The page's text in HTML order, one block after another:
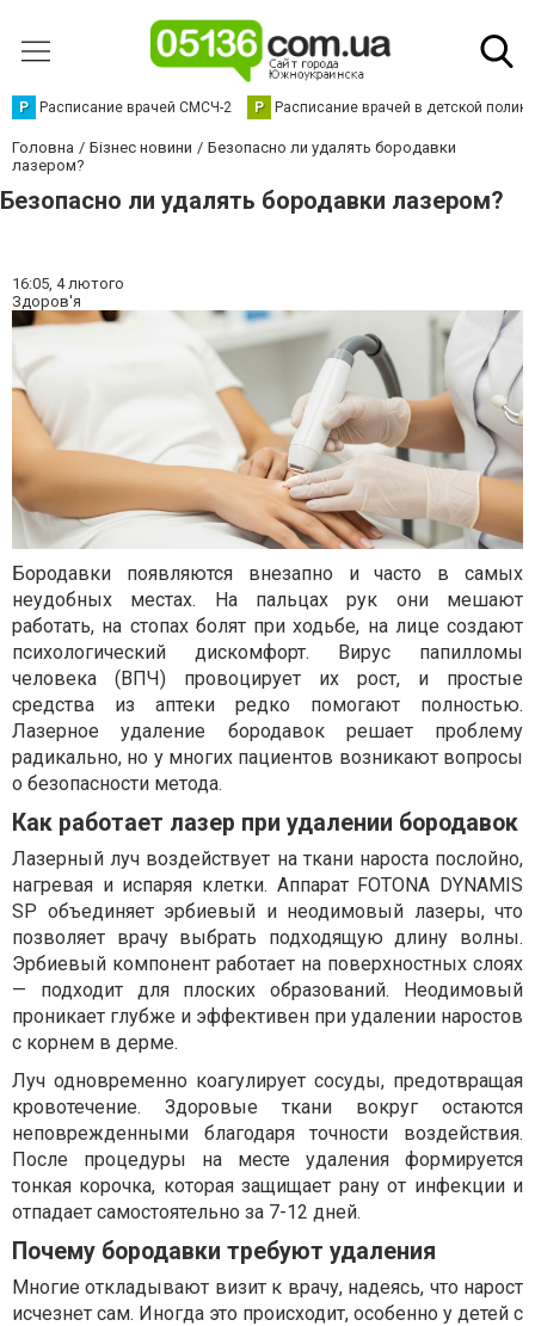
Р Расписание врачей СМСЧ-2 Р Расписание врачей в детской
Головна Бізнес новини
Безопасно ли удалять бородавки
лазером?
Безопасно ли удалять бородавки лазером?
16:05, 4 лютого
Здоров'я
Бородавки появляются внезапно и часто в самых
неудобных местах. На пальцах рук они мешают
работать, на стопах болят при ходьбе, на лице создают
психологический дискомфорт. Вирус папилломы
человека (ВПЧ) провоцирует их рост, и простые
средства из аптеки редко помогают полностью.
Лазерное удаление бородавок решает проблему
радикально, но у многих пациентов возникают вопросы
о безопасности метода.
Как работает лазер при удалении бородавок
Лазерный луч воздействует на ткани нароста послойно,
нагревая и испаряя клетки. Аппарат FOTONA DYNAMIS
SP объединяет эрбиевый и неодимовый лазеры, что
позволяет врачу выбрать подходящую длину волны.
Эрбиевый компонент работает на поверхностных слоях
— подходит для плоских образований. Неодимовый
проникает глубже и эффективен при удалении наростов
с корнем в дерме.
Луч одновременно коагулирует сосуды, предотвращая
кровотечение. Здоровые ткани вокруг остаются
неповрежденными благодаря точности воздействия.
После процедуры на месте удаления формируется
тонкая корочка, которая защищает рану от инфекции и
отпадает самостоятельно за 7-12 дней.
Почему бородавки требуют удаления
Многие откладывают визит к врачу, надеясь, что нарост
исчезнет сам. Иногда это происходит, особенно у детей с